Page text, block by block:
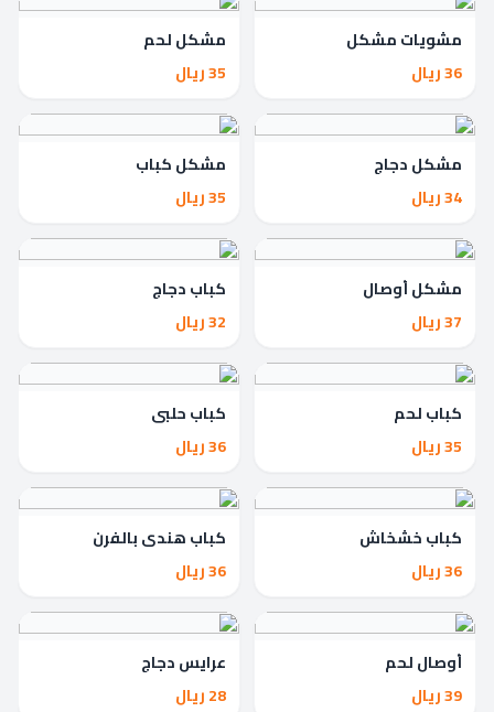
مشويات مشكل
36 ريال
مشكل لحم
35 ريال
مشكل دجاج
34 ريال
مشكل كباب
35 ريال
مشكل أوصال
37 ريال
كباب دجاج
32 ريال
كباب لحم
35 ريال
كباب حلبي
36 ريال
كباب خشخاش
36 ريال
كباب هندي بالفرن
36 ريال
أوصال لحم
39 ريال
عرايس دجاج
28 ريال